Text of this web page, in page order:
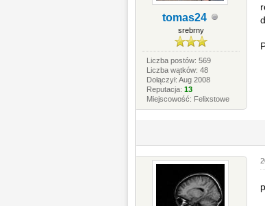
tomas24
srebrny
Liczba postów: 569
Liczba wątków: 48
Dołączył: Aug 2008
Reputacja:13
Miejscowość: Felixstowe